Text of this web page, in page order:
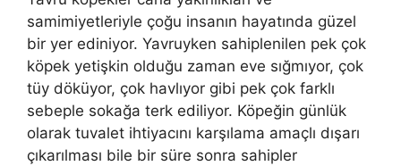
samimiyetleriyle çoğu insanın hayatında güzel
bir yer ediniyor. Yavruyken sahiplenilen pek çok
köpek yetişkin olduğu zaman eve sığmıyor, çok
tüy döküyor, çok havlıyor gibi pek çok farklı
sebeple sokağa terk ediliyor. Köpeğin günlük
olarak tuvalet ihtiyacını karşılama amaçlı dışarı
çıkarılması bile bir süre sonra sahipler